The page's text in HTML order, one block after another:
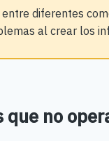
diferentes
al crear los
no